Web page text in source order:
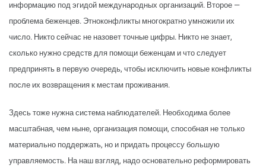
информацию под эгидой международных организаций. Второе —
проблема беженцев. Этноконфликты многократно умножили их
число. Никто сейчас не назовет точные цифры. Никто не знает,
сколько нужно средств для помощи беженцам и что следует
предпринять в первую очередь, чтобы исключить новые конфликты
после их возвращения к местам проживания.
Здесь тоже нужна система наблюдателей. Необходима более
масштабная, чем ныне, организация помощи, способная не только
материально поддержать, но и придать процессу большую
управляемость. На наш взгляд, надо основательно реформировать